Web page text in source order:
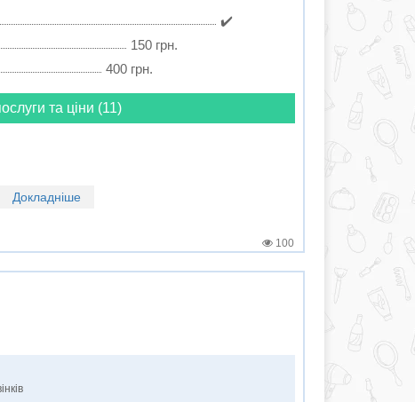
✔️
150 грн.
400 грн.
та ціни (11)
Докладніше
100